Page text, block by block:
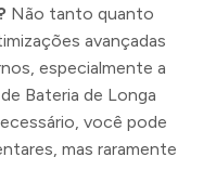
Não tanto quanto
avançadas
especialmente a
Bateria de Longa
você pode
mas raramente